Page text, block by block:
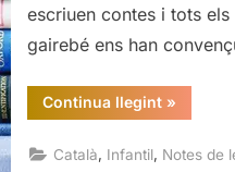
escriuen contes i tots
gairebé ens han
Continua llegint“En
Mattia
l’avi,
Roberto
»
Català Infantil Notes de